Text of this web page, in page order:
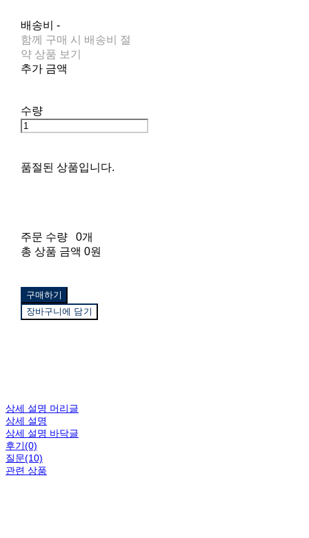
배송비 -
함께 구매 시 배송비 절
약 상품 보기
추가 금액
수량
품절된 상품입니다.
주문 수량
0개
총 상품 금액 0원
구매하기
장바구니에 담기
상세 설명 머리글
상세 설명
상세 설명 바닥글
후기(0)
질문(10)
관련 상품